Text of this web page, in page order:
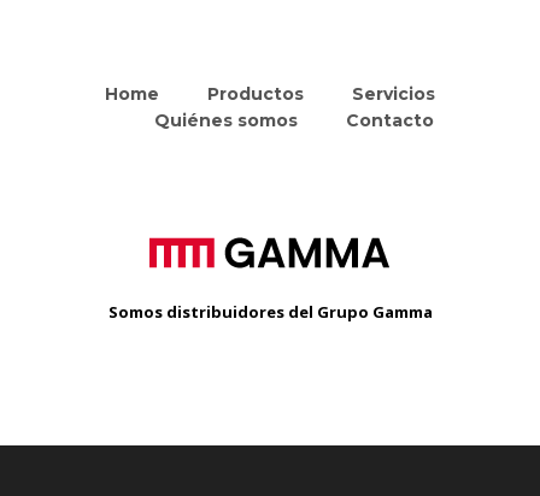
Home Productos
Servicios
Quiénes somos
Contacto
Somos distribuidores del Grupo Gamma